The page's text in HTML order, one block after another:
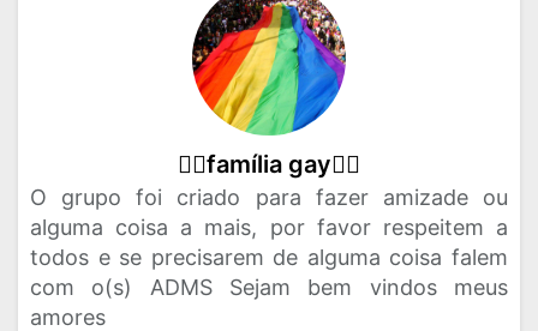
🏳‍🌈família gay🏳‍🌈
O grupo foi criado para fazer amizade ou
alguma coisa a mais, por favor respeitem a
todos e se precisarem de alguma coisa falem
com o(s) ADMS Sejam bem vindos meus
amores